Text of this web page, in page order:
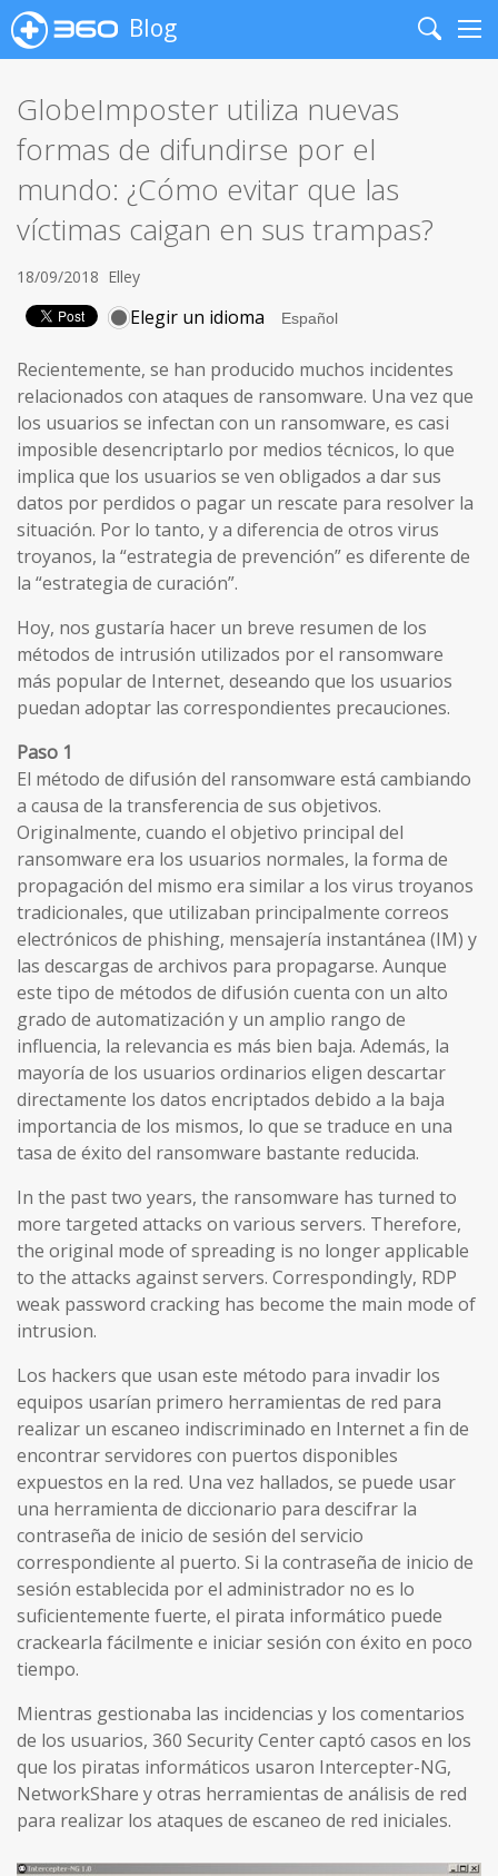
Blog
Search
GlobeImposter utiliza nuevas
formas de difundirse por el
mundo: ¿Cómo evitar que las
víctimas caigan en sus trampas?
18/09/2018 Elley
Elegir un idioma
Recientemente, se han producido muchos incidentes
relacionados con ataques de ransomware. Una vez que
los usuarios se infectan con un ransomware, es casi
imposible desencriptarlo por medios técnicos, lo que
implica que los usuarios se ven obligados a dar sus
datos por perdidos o pagar un rescate para resolver la
situación. Por lo tanto, y a diferencia de otros virus
troyanos, la “estrategia de prevención” es diferente de
la “estrategia de curación”.
Hoy, nos gustaría hacer un breve resumen de los
métodos de intrusión utilizados por el ransomware
más popular de Internet, deseando que los usuarios
puedan adoptar las correspondientes precauciones.
Paso 1
El método de difusión del ransomware está cambiando
a causa de la transferencia de sus objetivos.
Originalmente, cuando el objetivo principal del
ransomware era los usuarios normales, la forma de
propagación del mismo era similar a los virus troyanos
tradicionales, que utilizaban principalmente correos
electrónicos de phishing, mensajería instantánea (IM) y
las descargas de archivos para propagarse. Aunque
este tipo de métodos de difusión cuenta con un alto
grado de automatización y un amplio rango de
influencia, la relevancia es más bien baja. Además, la
mayoría de los usuarios ordinarios eligen descartar
directamente los datos encriptados debido a la baja
importancia de los mismos, lo que se traduce en una
tasa de éxito del ransomware bastante reducida.
In the past two years, the ransomware has turned to
more targeted attacks on various servers. Therefore,
the original mode of spreading is no longer applicable
to the attacks against servers. Correspondingly, RDP
weak password cracking has become the main mode of
intrusion.
Los hackers que usan este método para invadir los
equipos usarían primero herramientas de red para
realizar un escaneo indiscriminado en Internet a fin de
encontrar servidores con puertos disponibles
expuestos en la red. Una vez hallados, se puede usar
una herramienta de diccionario para descifrar la
contraseña de inicio de sesión del servicio
correspondiente al puerto. Si la contraseña de inicio de
sesión establecida por el administrador no es lo
suficientemente fuerte, el pirata informático puede
crackearla fácilmente e iniciar sesión con éxito en poco
tiempo.
Mientras gestionaba las incidencias y los comentarios
de los usuarios, 360 Security Center captó casos en los
que los piratas informáticos usaron Intercepter-NG,
NetworkShare y otras herramientas de análisis de red
para realizar los ataques de escaneo de red iniciales.